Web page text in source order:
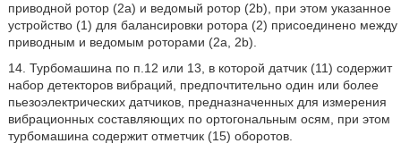
приводной ротор (2а) и ведомый ротор (2b), при этом указанное
устройство (1) для балансировки ротора (2) присоединено между
приводным и ведомым роторами (2а, 2b).
14. Турбомашина по п.12 или 13, в которой датчик (11) содержит
набор детекторов вибраций, предпочтительно один или более
пьезоэлектрических датчиков, предназначенных для измерения
вибрационных составляющих по ортогональным осям, при этом
турбомашина содержит отметчик (15) оборотов.